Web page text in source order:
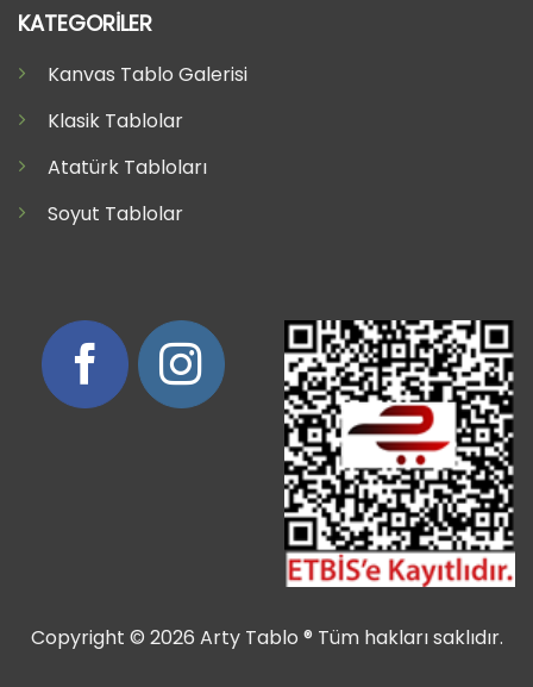
KATEGORİLER
Kanvas Tablo Galerisi
Klasik Tablolar
Atatürk Tabloları
Soyut Tablolar
Copyright © 2026 Arty Tablo ® Tüm hakları saklıdır.